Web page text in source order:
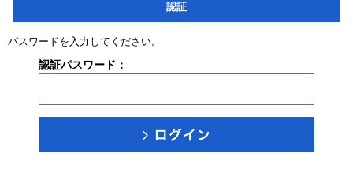
認証
パスワードを入力してください。
認証パスワード：